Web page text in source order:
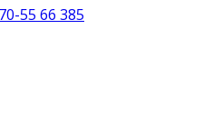
55 66 385